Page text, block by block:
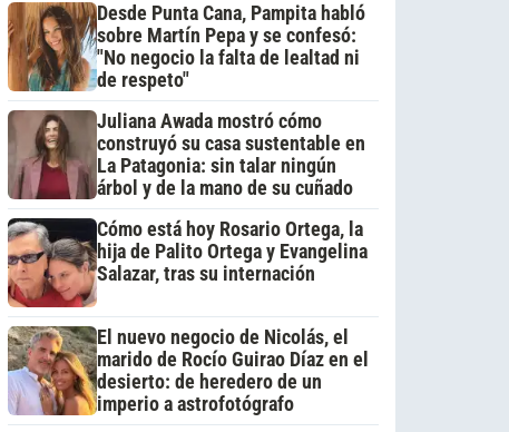
Desde Punta Cana, Pampita habló
sobre Martín Pepa y se confesó:
"No negocio la falta de lealtad ni
de respeto"
Juliana Awada mostró cómo
construyó su casa sustentable en
La Patagonia: sin talar ningún
árbol y de la mano de su cuñado
Cómo está hoy Rosario Ortega, la
hija de Palito Ortega y Evangelina
Salazar, tras su internación
El nuevo negocio de Nicolás, el
marido de Rocío Guirao Díaz en el
desierto: de heredero de un
imperio a astrofotógrafo